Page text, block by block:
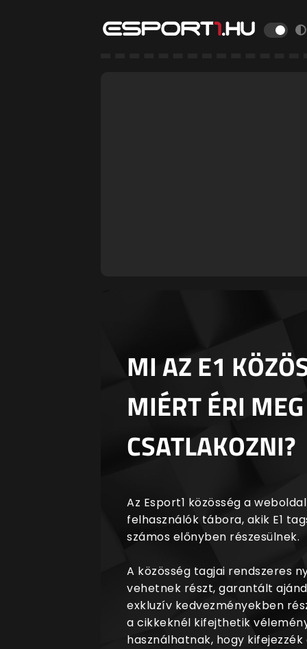
MI AZ E1
MIÉRT ÉRI MEG
CSATLAKOZNI?
Az Esport1 közösség a
felhasználók tábora, akik E1
számos előnyben részesülnek.
A közösség tagjai rendszeres
vehetnek részt, garantált
exkluzív kedvezményekben
a cikkeknél kifejthetik
használhatnak, hogy